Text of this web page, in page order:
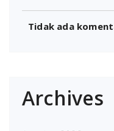
Tidak ada
Archives